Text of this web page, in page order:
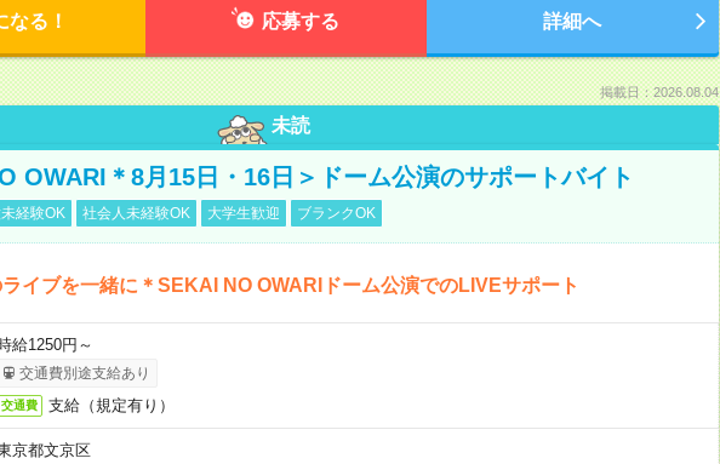
なる！ 応募する 詳細へ
掲載日：2026.08.04
未読
OWARI＊8月15日・16日＞ドーム公演のサポートバイト
経験OK 社会人未経験OK 大学生歓迎 ブランクOK
イブを一緒に＊SEKAI NO OWARIドーム公演でのLIVEサポート
給1250円～
交通費別途支給あり
交通費 支給（規定有り）
京都文京区